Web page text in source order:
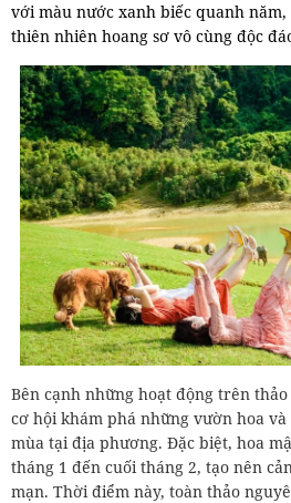
với màu nước xanh biếc quanh
thiên nhiên hoang sơ vô cùng độc
Bên cạnh những hoạt động trên
cơ hội khám phá những vườn hoa
mùa tại địa phương. Đặc biệt, hoa
tháng 1 đến cuối tháng 2, tạo nên
mạn. Thời điểm này, toàn thảo